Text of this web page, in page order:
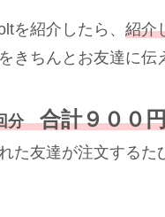
を紹介したら、 紹介
きちんとお友達に伝
分合計９００
た友達が注文する